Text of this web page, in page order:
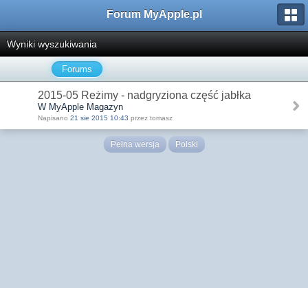
Forum MyApple.pl
Wyniki wyszukiwania
Forums
2015-05 Reżimy - nadgryziona część jabłka
W MyApple Magazyn
Napisano 21 sie 2015 10:43 przez tomasz
Pełna wersja Polski